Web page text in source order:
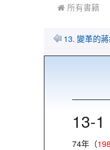
 所有書籍
13. 變革的蔣
13-
74年（